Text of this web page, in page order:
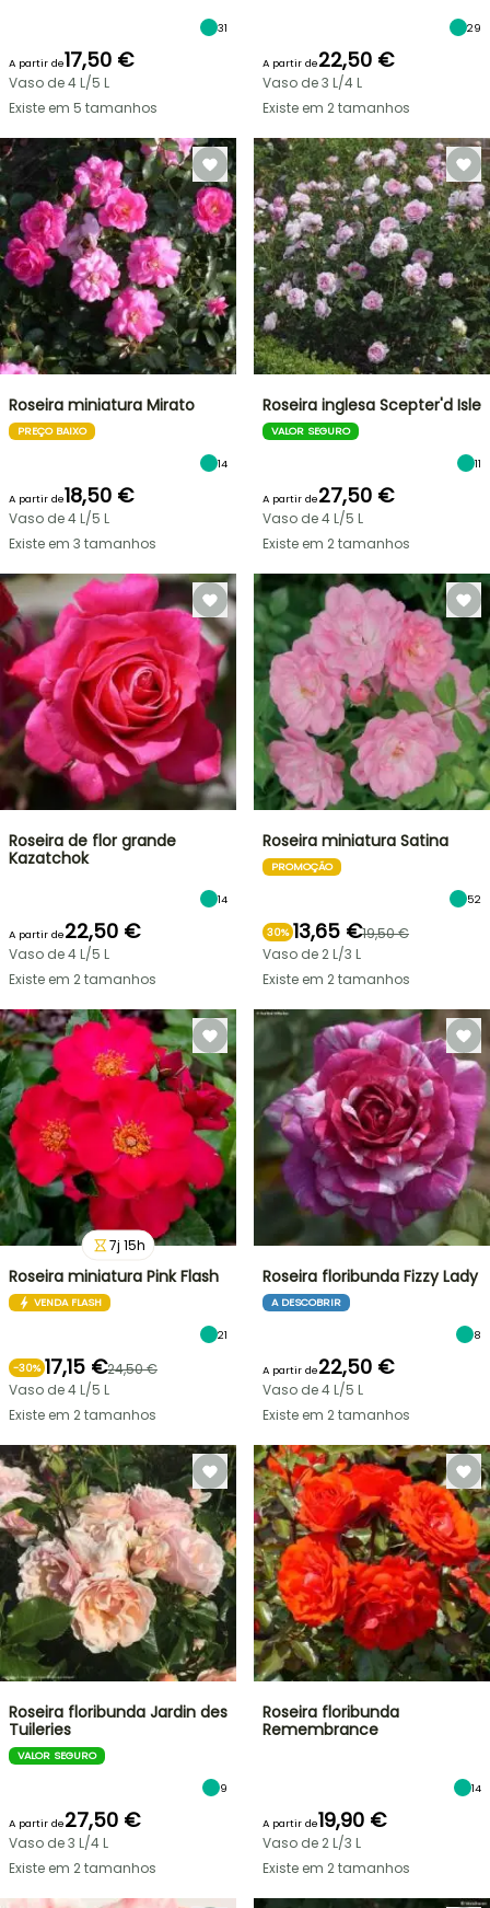
31
A partir de17,50 €
Vaso de 4 L/5 L
Existe em 5 tamanhos
29
A partir de22,50 €
Vaso de 3 L/4 L
Existe em 2 tamanhos
Roseira miniatura Mirato
PREÇO BAIXO
14
A partir de18,50 €
Vaso de 4 L/5 L
Existe em 3 tamanhos
Roseira inglesa Scepter'd Isle
VALOR SEGURO
11
A partir de27,50 €
Vaso de 4 L/5 L
Existe em 2 tamanhos
Roseira de flor grande
Kazatchok
14
A partir de22,50 €
Vaso de 4 L/5 L
Existe em 2 tamanhos
Roseira miniatura Satina
PROMOÇÃO
52
30% 13,65 €19,50 €
Vaso de 2 L/3 L
Existe em 2 tamanhos
7j 15h
Roseira miniatura Pink Flash
VENDA FLASH
21
-30% 17,15 €24,50 €
Vaso de 4 L/5 L
Existe em 2 tamanhos
Roseira floribunda Fizzy Lady
A DESCOBRIR
8
A partir de22,50 €
Vaso de 4 L/5 L
Existe em 2 tamanhos
Roseira floribunda Jardin des
Tuileries
VALOR SEGURO
9
A partir de27,50 €
Vaso de 3 L/4 L
Existe em 2 tamanhos
Roseira floribunda
Remembrance
14
A partir de19,90 €
Vaso de 2 L/3 L
Existe em 2 tamanhos